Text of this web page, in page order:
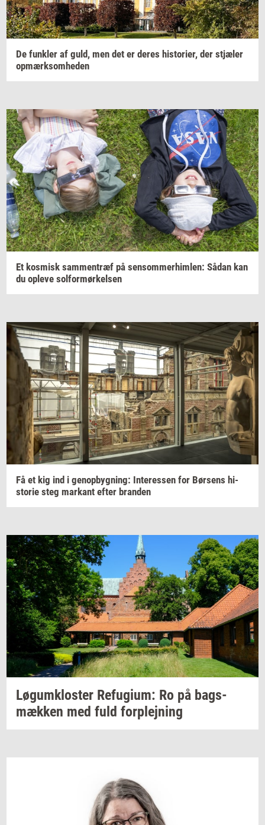
De funk­ler af guld, men det er deres hi­sto­ri­er, der stjæ­ler
op­mærk­som­he­den
Et kos­misk sam­men­træf på sen­som­mer­him­len: Sådan kan
du op­le­ve sol­for­mør­kel­sen
Få et kig ind i genop­byg­ning: In­ter­es­sen for Bør­sens hi­
sto­rie steg mar­kant efter bran­den
Løgum­klo­ster Re­fu­gi­um: Ro på bags­
mæk­ken med fuld for­plej­ning